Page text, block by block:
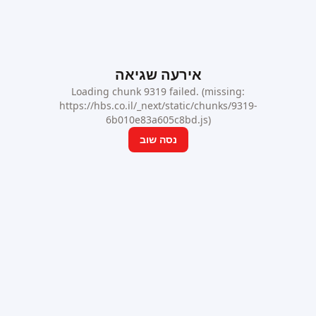
אירעה שגיאה
Loading chunk 9319 failed. (missing:
https://hbs.co.il/_next/static/chunks/9319-
6b010e83a605c8bd.js)